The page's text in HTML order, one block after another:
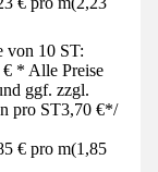
von 10 ST:
* Alle Preise
ggf. zzgl.
pro ST3,70 €*/
€ pro m(1,85